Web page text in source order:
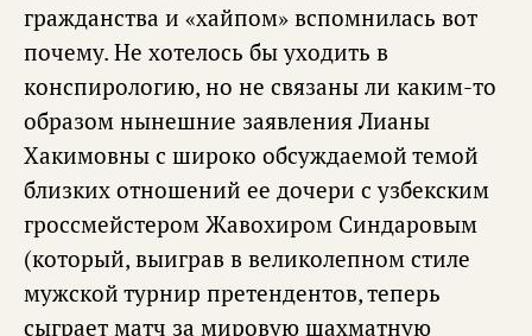
гражданства и «хайпом» вспомнилась вот
почему. Не хотелось бы уходить в
конспирологию, но не связаны ли каким-то
образом нынешние заявления Лианы
Хакимовны с широко обсуждаемой темой
близких отношений ее дочери с узбекским
гроссмейстером Жавохиром Синдаровым
(который, выиграв в великолепном стиле
мужской турнир претендентов, теперь
сыграет матч за мировую шахматную